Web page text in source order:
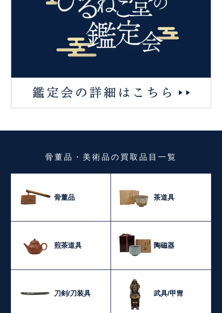
骨董品・美術品の買取品目一覧
骨董品 茶道具
煎茶道具 陶磁器
刀剣/刀装具 武具/甲冑